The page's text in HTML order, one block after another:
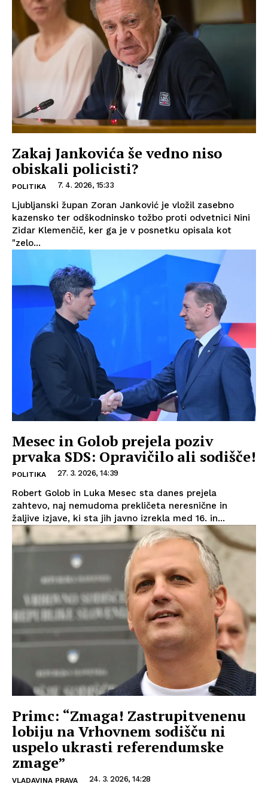
Zakaj Jankovića še vedno niso
obiskali policisti?
POLITIKA 7. 4. 2026, 15:33
Ljubljanski župan Zoran Janković je vložil zasebno
kazensko ter odškodninsko tožbo proti odvetnici Nini
Zidar Klemenčič, ker ga je v posnetku opisala kot
"zelo...
Mesec in Golob prejela poziv
prvaka SDS: Opravičilo ali sodišče!
POLITIKA 27. 3. 2026, 14:39
Robert Golob in Luka Mesec sta danes prejela
zahtevo, naj nemudoma prekličeta neresnične in
žaljive izjave, ki sta jih javno izrekla med 16. in...
Primc: “Zmaga! Zastrupitvenenu
lobiju na Vrhovnem sodišču ni
uspelo ukrasti referendumske
zmage”
VLADAVINA PRAVA 24. 3. 2026, 14:28